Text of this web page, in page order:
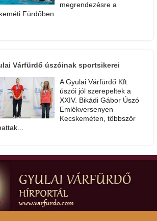
megrendezésre a
Fürdőben.
Várfürdő úszóinak sportsikerei
A Gyulai Várfürdő Kft.
úszói jól szerepeltek a
XXIV. Bikádi Gábor Úszó
Emlékversenyen
Kecskeméten, többször